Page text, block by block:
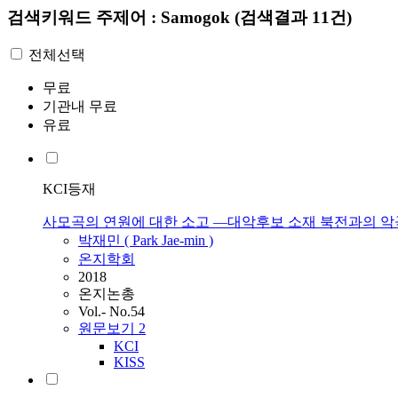
검색키워드 주제어 : Samogok (검색결과 11건)
전체선택
무료
기관내 무료
유료
KCI등재
사모곡의 연원에 대한 소고 ―대악후보 소재 북전과의
박재민 ( Park Jae-min )
온지학회
2018
온지논총
Vol.- No.54
원문보기 2
KCI
KISS